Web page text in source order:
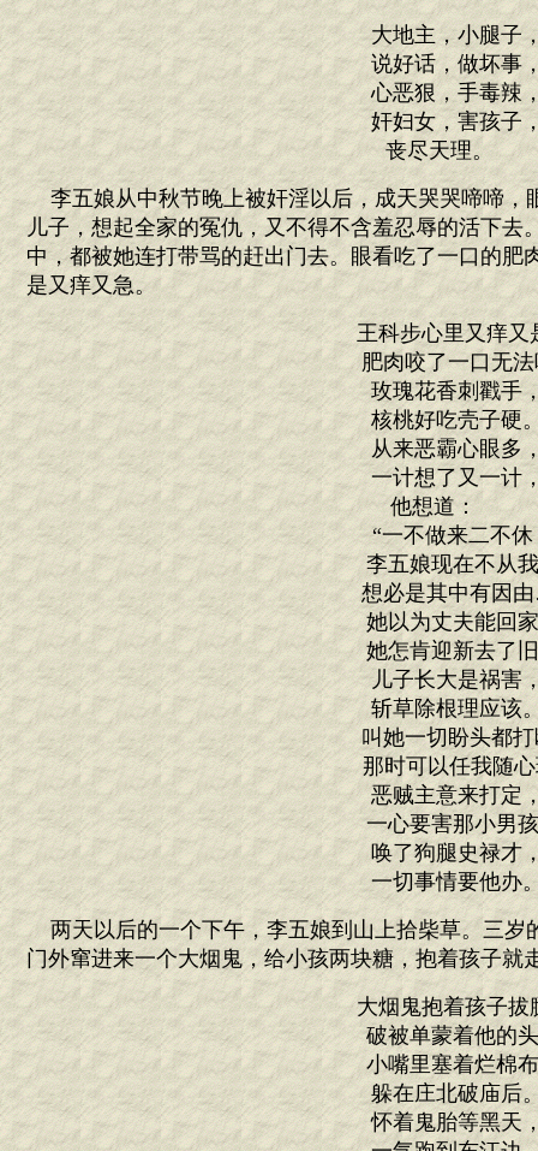
大地主，小腿子
说好话，做坏事
心恶狠，手毒辣
奸妇女，害孩子
丧尽天理。
李五娘从中秋节晚上被奸淫以后，成天哭哭啼啼，
儿子，想起全家的冤仇，又不得不含羞忍辱的活下去
中，都被她连打带骂的赶出门去。眼看吃了一口的肥
是又痒又急。
王科步心里又痒又
肥肉咬了一口无法
玫瑰花香刺戳手
核桃好吃壳子硬
从来恶霸心眼多
一计想了又一计
他想道：
“一不做来二不休
李五娘现在不从
想必是其中有因
她以为丈夫能回
她怎肯迎新去了
儿子长大是祸害
斩草除根理应该
叫她一切盼头都打
那时可以任我随心
恶贼主意来打定
一心要害那小男
唤了狗腿史禄才
一切事情要他办
两天以后的一个下午，李五娘到山上拾柴草。三岁
门外窜进来一个大烟鬼，给小孩两块糖，抱着孩子就
大烟鬼抱着孩子拔
破被单蒙着他的
小嘴里塞着烂棉
躲在庄北破庙后
怀着鬼胎等黑天